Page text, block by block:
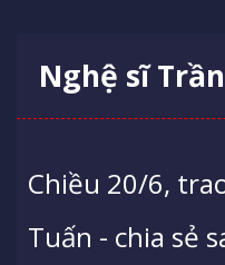
Nghệ sĩ
Chiều 20/6,
Tuấn - chia sẻ